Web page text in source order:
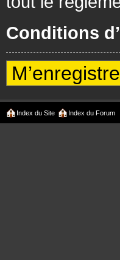
Conditions
Index du Site Index du Forum